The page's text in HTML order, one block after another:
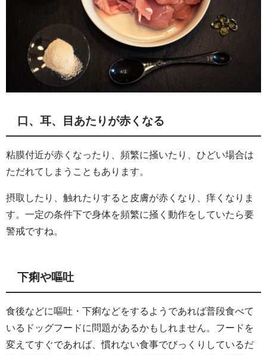
口、耳、目あたりが赤くなる
粘膜付近が赤くなったり、頻繁に掻いたり、ひどい場合は
ただれてしまうこともあります。
摂取したり、触れたりすると皮膚が赤くなり、痒くなりま
す。一定の条件下で身体を頻繁に掻く動作をしていたら要
警戒ですね。
下痢や嘔吐
食後などに嘔吐・下痢などをするようであれば普段食べて
いるドッグフードに問題があるかもしれません。フードを
変えてすぐであれば、慣れない食事でびっくりしているだ